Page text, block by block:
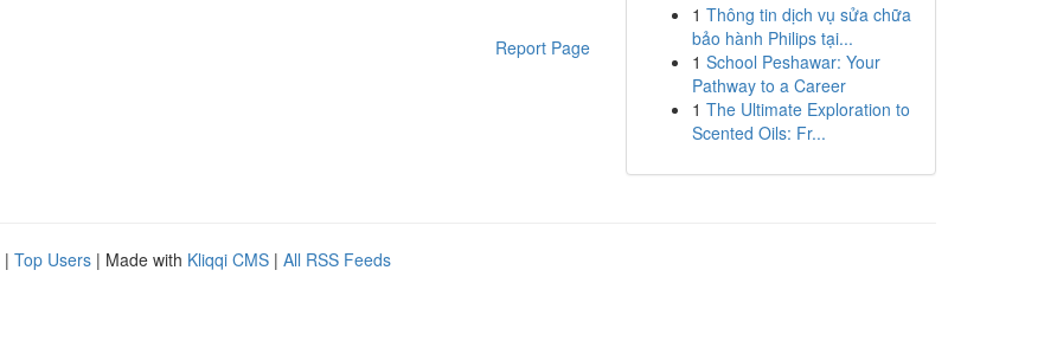
Report Page
1 Thông tin dịch vụ sửa chữa
bảo hành Philips tại...
1 School Peshawar: Your
Pathway to a Career
1 The Ultimate Exploration to
Scented Oils: Fr...
| Top Users | Made with Kliqqi CMS | All RSS Feeds